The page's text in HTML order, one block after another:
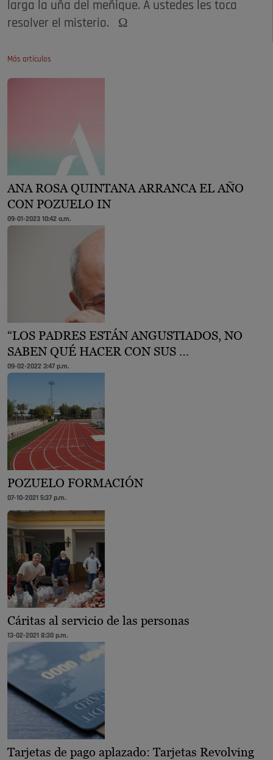
larga la uña del meñique. A ustedes les toca
resolver el misterio. Ω
Más artículos
ANA ROSA QUINTANA ARRANCA EL AÑO
CON POZUELO IN
09-01-2023 10:42 a.m.
“LOS PADRES ESTÁN ANGUSTIADOS, NO
SABEN QUÉ HACER CON SUS …
09-02-2022 3:47 p.m.
POZUELO FORMACIÓN
07-10-2021 5:37 p.m.
Cáritas al servicio de las personas
13-02-2021 8:30 p.m.
Tarjetas de pago aplazado: Tarjetas Revolving